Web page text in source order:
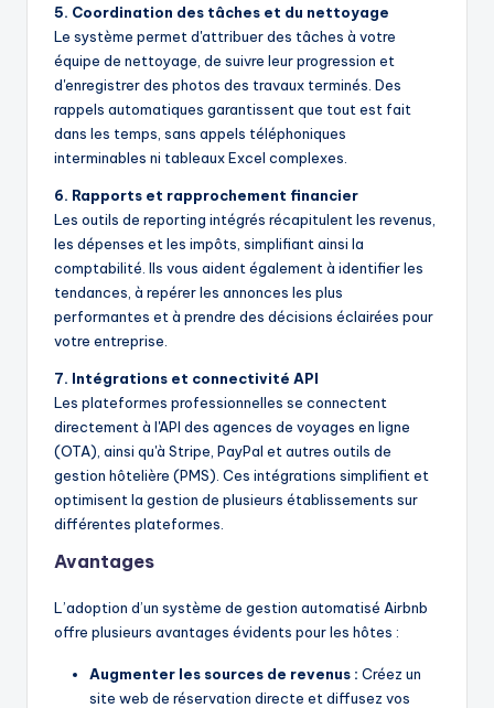
5. Coordination des tâches et du nettoyage
Le système permet d'attribuer des tâches à votre
équipe de nettoyage, de suivre leur progression et
d'enregistrer des photos des travaux terminés. Des
rappels automatiques garantissent que tout est fait
dans les temps, sans appels téléphoniques
interminables ni tableaux Excel complexes.
6. Rapports et rapprochement financier
Les outils de reporting intégrés récapitulent les revenus,
les dépenses et les impôts, simplifiant ainsi la
comptabilité. Ils vous aident également à identifier les
tendances, à repérer les annonces les plus
performantes et à prendre des décisions éclairées pour
votre entreprise.
7. Intégrations et connectivité API
Les plateformes professionnelles se connectent
directement à l'API des agences de voyages en ligne
(OTA), ainsi qu'à Stripe, PayPal et autres outils de
gestion hôtelière (PMS). Ces intégrations simplifient et
optimisent la gestion de plusieurs établissements sur
différentes plateformes.
Avantages
L’adoption d’un système de gestion automatisé Airbnb
offre plusieurs avantages évidents pour les hôtes :
Augmenter les sources de revenus : Créez un
site web de réservation directe et diffusez vos